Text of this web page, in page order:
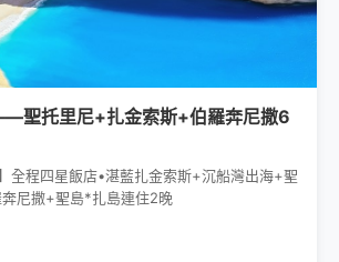
聖托里尼+扎金索斯+伯羅奔尼撒6
全程四星飯店•湛藍扎金索斯+沉船灣出海+聖
尼撒+聖島*扎島連住2晚